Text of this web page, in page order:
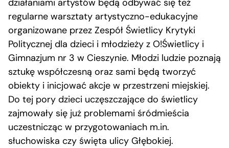
działaniami artystów będą odbywać się też
regularne warsztaty artystyczno-edukacyjne
organizowane przez Zespół Świetlicy Krytyki
Politycznej dla dzieci i młodzieży z O!Świetlicy i
Gimnazjum nr 3 w Cieszynie. Młodzi ludzie poznają
sztukę współczesną oraz sami będą tworzyć
obiekty i inicjować akcje w przestrzeni miejskiej.
Do tej pory dzieci uczęszczające do świetlicy
zajmowały się już problemami śródmieścia
uczestnicząc w przygotowaniach m.in.
słuchowiska czy święta ulicy Głębokiej.